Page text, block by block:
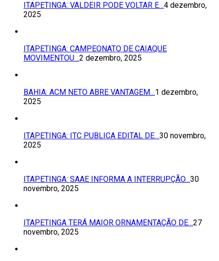
ITAPETINGA: VALDEIR PODE VOLTAR E…4 dezembro,
2025
ITAPETINGA: CAMPEONATO DE CAIAQUE
MOVIMENTOU…2 dezembro, 2025
BAHIA: ACM NETO ABRE VANTAGEM…1 dezembro,
2025
ITAPETINGA: ITC PUBLICA EDITAL DE…30 novembro,
2025
ITAPETINGA: SAAE INFORMA A INTERRUPÇÃO…30
novembro, 2025
ITAPETINGA TERÁ MAIOR ORNAMENTAÇÃO DE…27
novembro, 2025